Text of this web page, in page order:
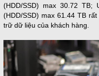
(HDD/SSD) max 30.72 TB;
(HDD/SSD) max 61.44 TB
trữ dữ liệu của khách hàng.